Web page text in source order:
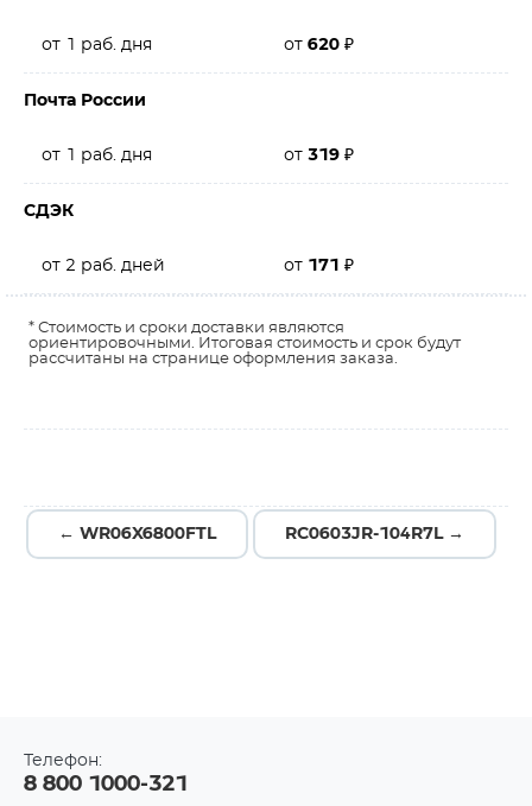
от 1 раб. дня от 620 ₽
Почта России
от 1 раб. дня от 319 ₽
СДЭК
от 2 раб. дней от 171 ₽
* Стоимость и сроки доставки являются
ориентировочными. Итоговая стоимость и срок будут
рассчитаны на странице оформления заказа.
← WR06X6800FTL RC0603JR-104R7L →
Телефон:
8 800 1000-321